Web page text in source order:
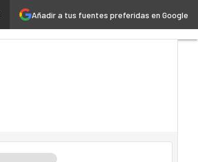
Añadir a tus fuentes preferidas en Google